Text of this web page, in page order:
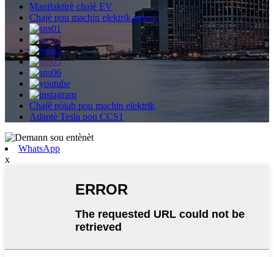
Manifaktirè chajè EV
Chajè pou machin elektrik nivo 2
Chajè pòtab pou machin elektrik
Adaptè Tesla pou CCS1
WhatsApp
x